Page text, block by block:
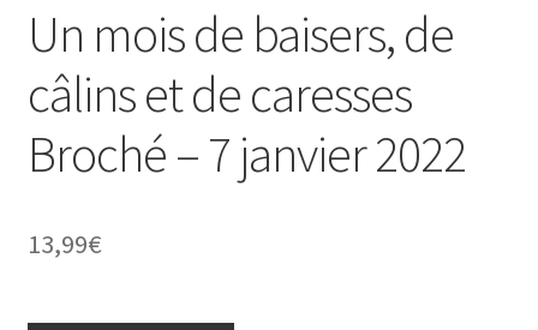
Un mois de baisers, de
câlins et de caresses
Broché – 7 janvier 2022
13,99€